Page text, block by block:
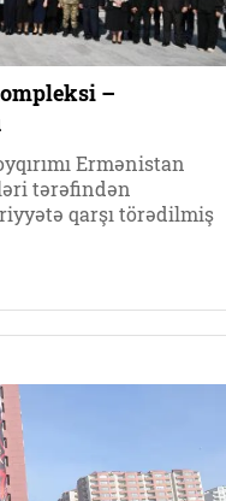
–
Ermənistan
tərəfindən
qarşı törədilmiş